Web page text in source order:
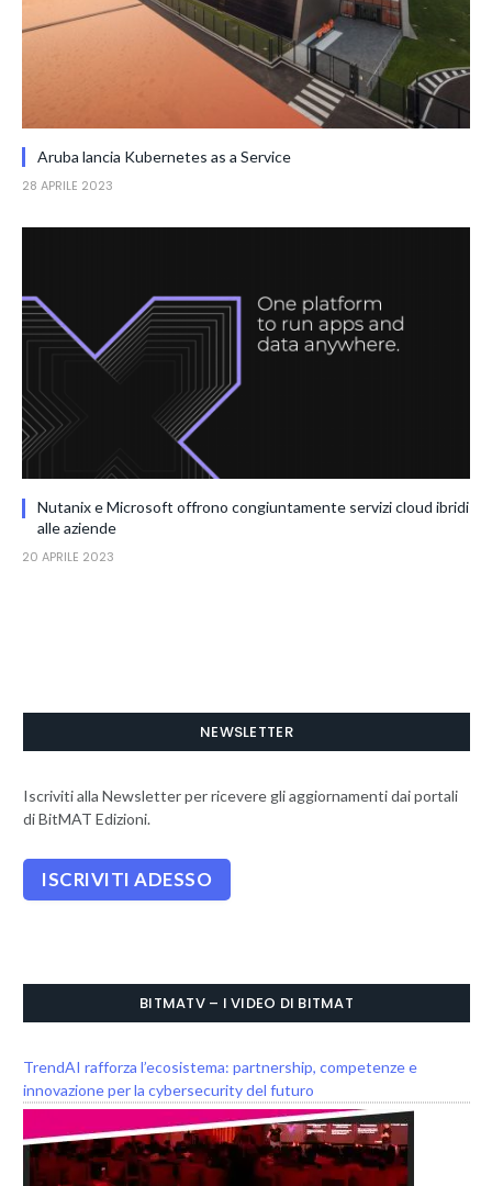
Aruba lancia Kubernetes as a Service
28 APRILE 2023
Nutanix e Microsoft offrono congiuntamente servizi cloud ibridi
alle aziende
20 APRILE 2023
NEWSLETTER
Iscriviti alla Newsletter per ricevere gli aggiornamenti dai portali
di BitMAT Edizioni.
BITMATV – I VIDEO DI BITMAT
TrendAI rafforza l’ecosistema: partnership, competenze e
innovazione per la cybersecurity del futuro